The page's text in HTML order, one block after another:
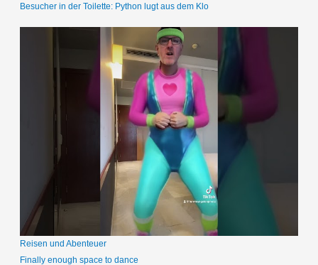
Besucher in der Toilette: Python lugt aus dem Klo
Reisen und Abenteuer
Finally enough space to dance